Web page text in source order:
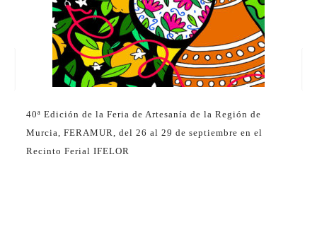
40ª Edición de la Feria de Artesanía de la Región de
Murcia, FERAMUR, del 26 al 29 de septiembre en el
Recinto Ferial IFELOR